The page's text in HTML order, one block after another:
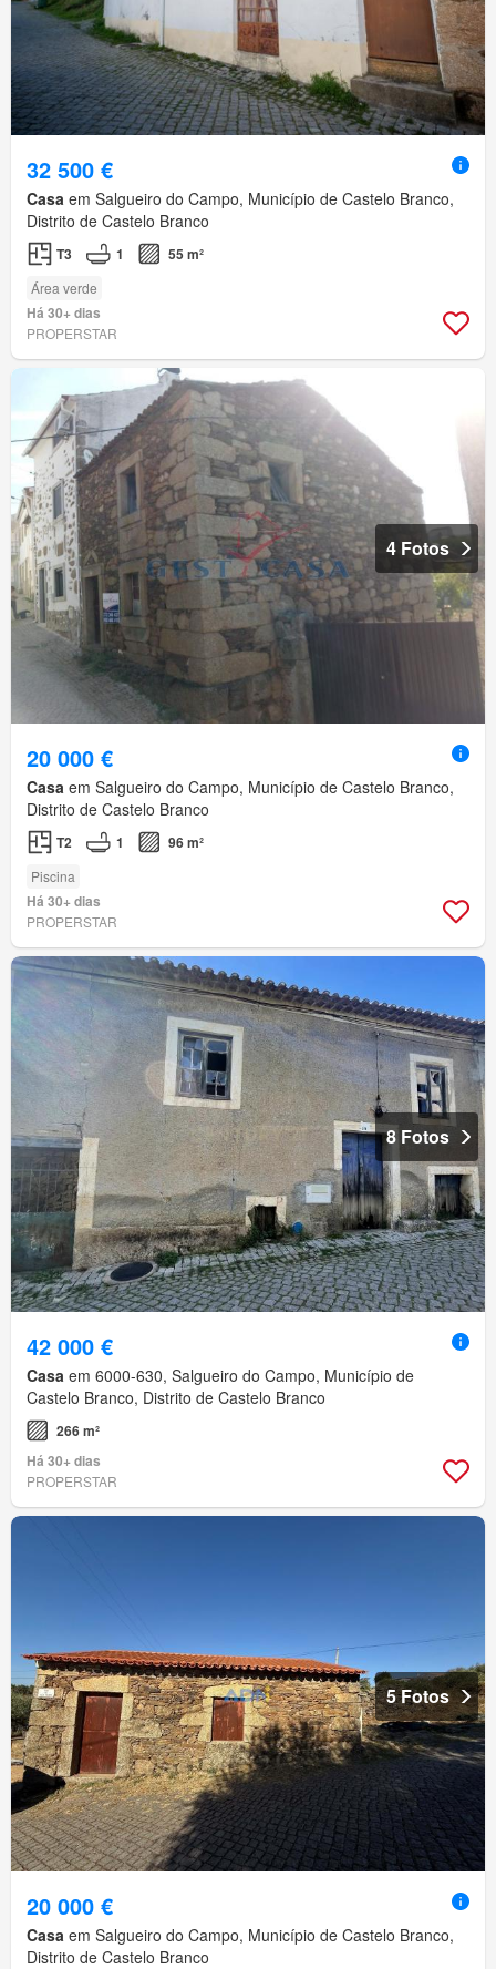
32 500 €
Casa em Salgueiro do Campo, Município de Castelo Branco,
Distrito de Castelo Branco
T3 1 55 m²
Área verde
Há 30+ dias
PROPERSTAR
4 Fotos
20 000 €
Casa em Salgueiro do Campo, Município de Castelo Branco,
Distrito de Castelo Branco
T2 1 96 m²
Piscina
Há 30+ dias
PROPERSTAR
8 Fotos
42 000 €
Casa em 6000-630, Salgueiro do Campo, Município de
Castelo Branco, Distrito de Castelo Branco
266 m²
Há 30+ dias
PROPERSTAR
5 Fotos
20 000 €
Casa em Salgueiro do Campo, Município de Castelo Branco,
Distrito de Castelo Branco